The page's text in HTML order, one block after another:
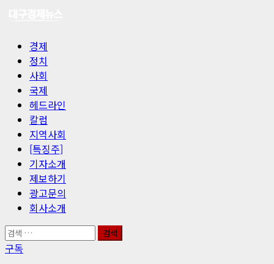
경제
정치
사회
국제
헤드라인
칼럼
지역사회
[특징주]
기자소개
제보하기
광고문의
회사소개
검
색:
구독